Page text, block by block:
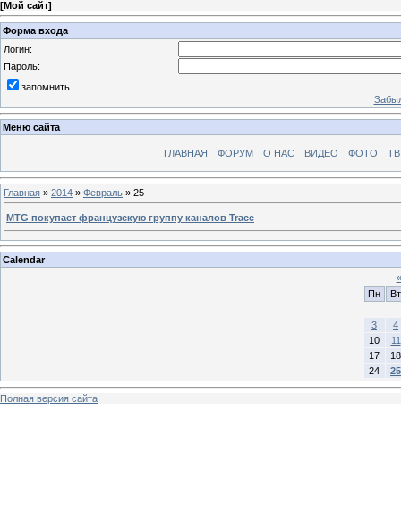
[Мой сайт]
Форма входа
Логин:
Пароль:
запомнить
Меню сайта
ГЛАВНАЯ ФОРУМ О НАС ВИДЕО ФОТО ТВ
Главная » 2014 » Февраль » 25
MTG покупает французскую группу каналов Trace
Calendar
«
Пн
Вт
3
4
10
11
17
18
24
25
Полная версия сайта